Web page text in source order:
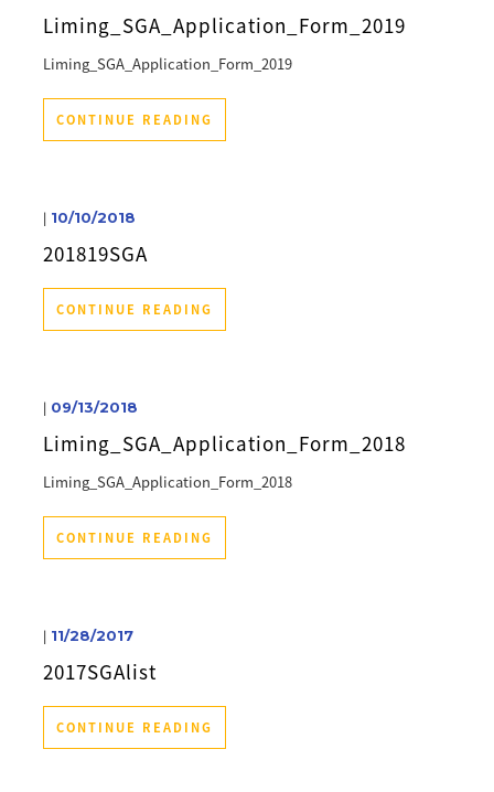
Liming_SGA_Application_Form_2019
Liming_SGA_Application_Form_2019
CONTINUE READING
| 10/10/2018
201819SGA
CONTINUE READING
| 09/13/2018
Liming_SGA_Application_Form_2018
Liming_SGA_Application_Form_2018
CONTINUE READING
| 11/28/2017
2017SGAlist
CONTINUE READING